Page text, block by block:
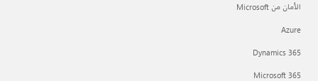
الأمان من Microsoft
Azure
Dynamics 365
Microsoft 365